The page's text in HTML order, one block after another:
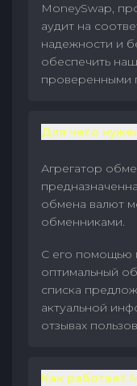
MoneySwap,
аудит на
надежности и
обеспечить
проверенными
Для чего
Агрегатор
обмена валют
обменниками.
С его помощью
оптимальный
списка
актуальной
отзывах
Как работает